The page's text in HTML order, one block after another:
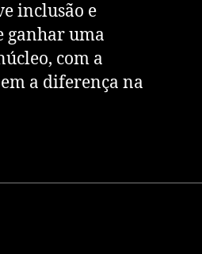
inclusão e
ganhar uma
com a
a diferença na